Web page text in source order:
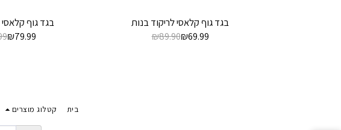
בגד גוף קלאסי לריקוד בנות
₪89.90₪69.99
בגד גוף קלאסי
₪79.99
בית קטלוג מוצרים